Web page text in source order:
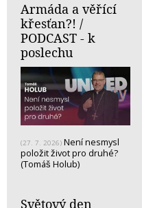
Armáda a věřící
křesťan?! /
PODCAST - k
poslechu
(27. 7. 2026) Není nesmysl
položit život pro druhé?
(Tomáš Holub)
Světový den